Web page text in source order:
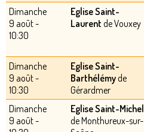
Dimanche
9 août -
10:30
Eglise Saint-
Laurent de Vouxey
Dimanche
9 août -
10:30
Eglise Saint-
Barthélémyde
Gérardmer
Dimanche
9 août -
Eglise Saint-Michel
de Monthureux-sur-